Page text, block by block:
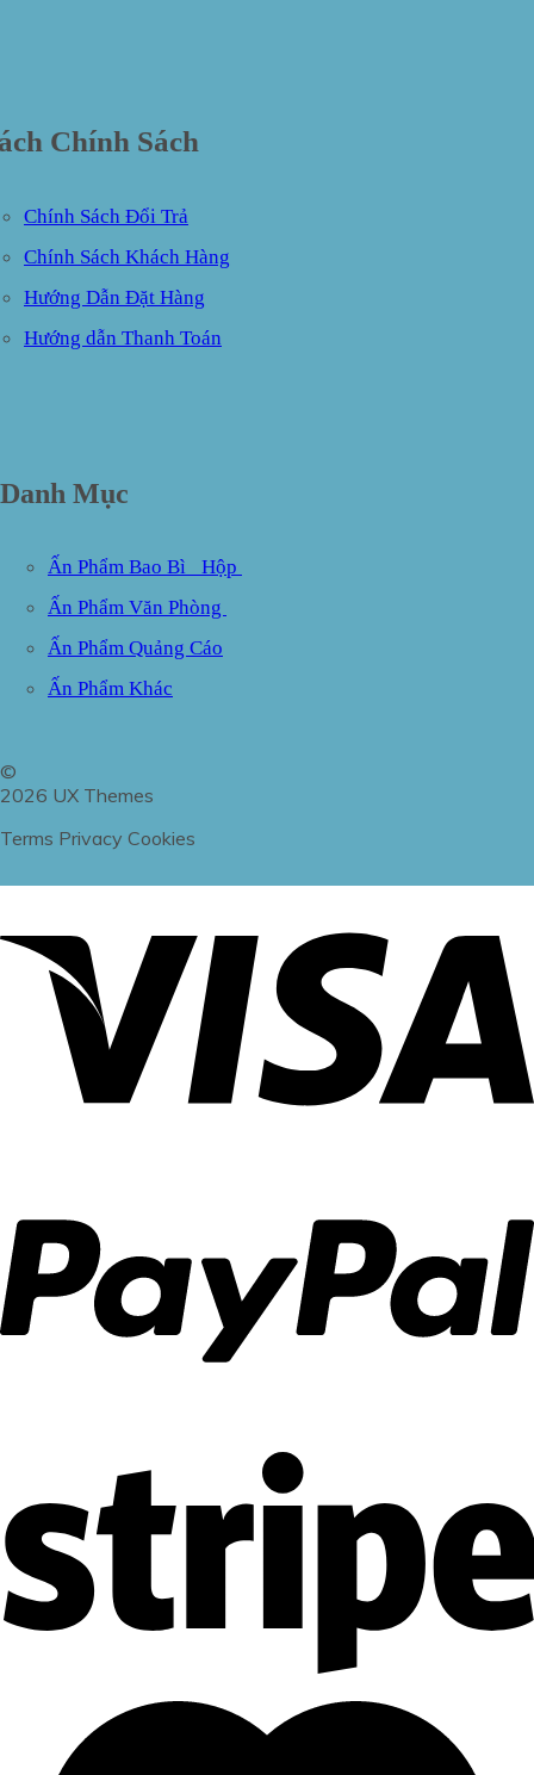
Chính Sách
Chính Sách Đổi Trả
Chính Sách Khách Hàng
Hướng Dẫn Đặt Hàng
Hướng dẫn Thanh Toán
Danh Mục
Ấn Phẩm Bao Bì_ Hộp
Ấn Phẩm Văn Phòng
Ấn Phẩm Quảng Cáo
Ấn Phẩm Khác
©
2026 UX Themes
Terms Privacy Cookies